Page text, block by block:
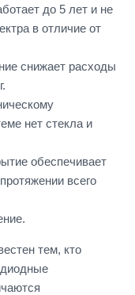
до 5 лет и не
в отличие от
снижает расходы
нет стекла и
обеспечивает
всего
тем, кто